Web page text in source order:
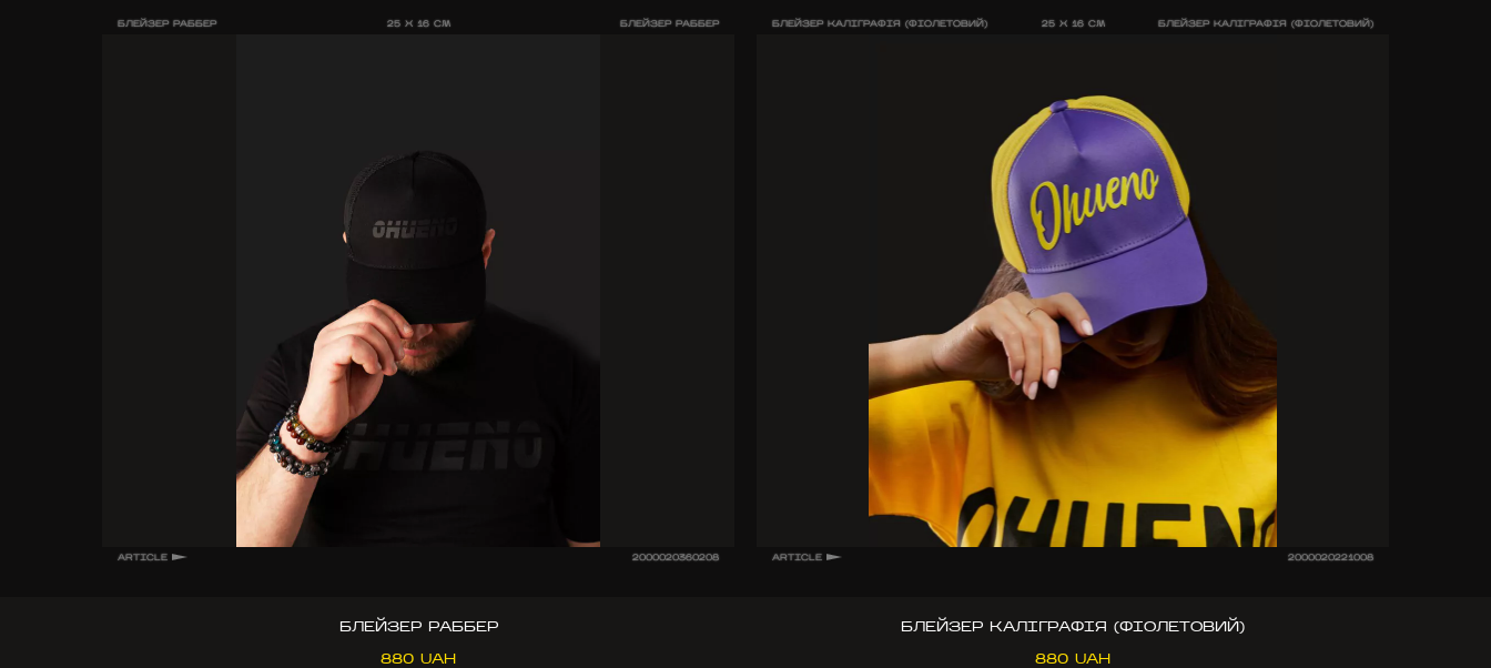
БЛЕЙЗЕР РАББЕР 25 X 16 CM БЛЕЙЗЕР РАББЕР
ARTICLE 2000020360208
БЛЕЙЗЕР РАББЕР
880 UAH
БЛЕЙЗЕР КАЛІГРАФІЯ (ФІОЛЕТОВИЙ) 25 X 16 CM БЛЕЙЗЕР КАЛІГРАФІЯ (ФІОЛЕТОВИЙ)
ARTICLE 2000020221008
БЛЕЙЗЕР КАЛІГРАФІЯ (ФІОЛЕТОВИЙ)
880 UAH